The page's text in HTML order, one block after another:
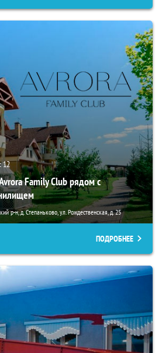
12
Family Club рядом с
р-н, д. Степаньково, ул. Рождественская, д. 25
ПОДРОБНЕЕ